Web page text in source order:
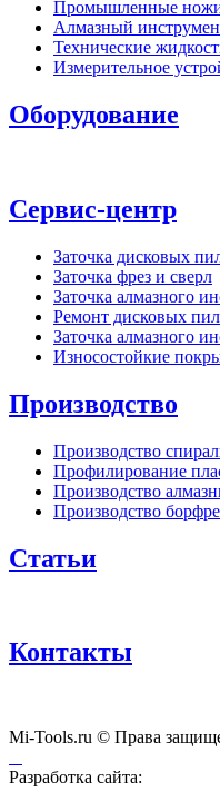
Промышленные
Алмазный
Технические
Измерительное
Оборудование
Сервис-центр
Заточка дисковых
Заточка фрез и сверл
Заточка алмазного
Ремонт дисковых пил
Заточка алмазного
Износостойкие
Производство
Производство
Профилирование
Производство
Производство
Статьи
Контакты
Mi-Tools.ru © Права
Разработка сайта: